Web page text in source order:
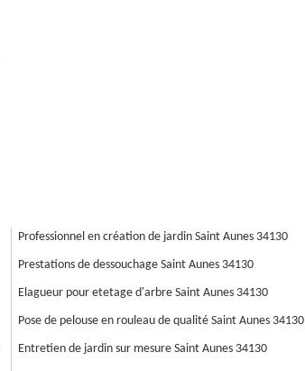
Professionnel en création de jardin Saint Aunes 34130
Prestations de dessouchage Saint Aunes 34130
Elagueur pour etetage d'arbre Saint Aunes 34130
Pose de pelouse en rouleau de qualité Saint Aunes 34130
Entretien de jardin sur mesure Saint Aunes 34130